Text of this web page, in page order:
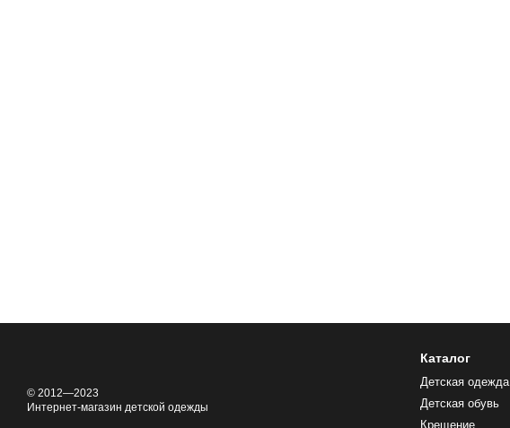
© 2012—2023
Интернет-магазин детской одежды
Каталог
Детская одежда
Детская обувь
Крещение